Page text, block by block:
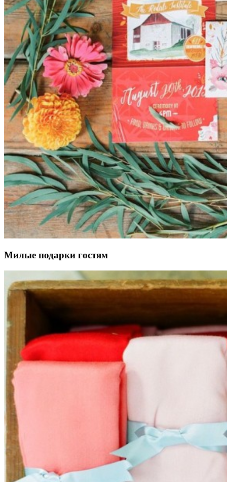
Милые подарки гостям